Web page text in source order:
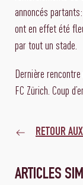
annoncés
ont en effet été
par tout un stade.
Dernière
FC Zürich. Coup
RETOUR
ARTICLES